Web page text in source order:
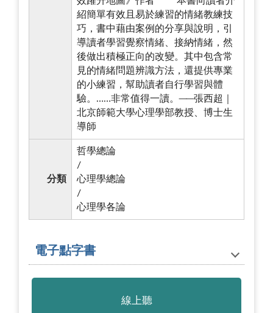
紹簡單有效且易於練習的情緒教練技
巧，書中藉由案例的分享與說明，引
導讀者學習覺察情緒、接納情緒，然
後做出積極正向的改變。其中包含常
見的情緒問題辨識方法，還提供專業
的小練習，幫助讀者自行學習與體
驗。……非常值得一讀。──張西超｜
北京師範大學心理學部教授、博士生
導師
分類
哲學總論
/
心理學總論
/
心理學各論
電子點字書
線上聽